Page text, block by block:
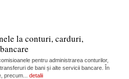
la conturi, carduri,
pentru administrarea conturilor,
de bani și alte servicii bancare. În
precum... detalii